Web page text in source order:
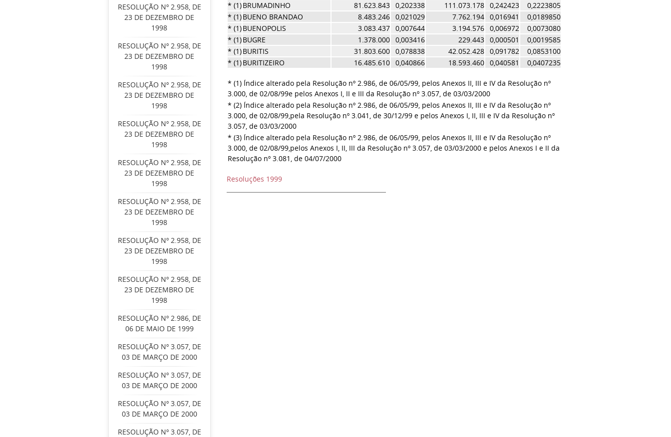
RESOLUÇÃO Nº 2.958, DE
23 DE DEZEMBRO DE
1998
RESOLUÇÃO Nº 2.958, DE
23 DE DEZEMBRO DE
1998
RESOLUÇÃO Nº 2.958, DE
23 DE DEZEMBRO DE
1998
RESOLUÇÃO Nº 2.958, DE
23 DE DEZEMBRO DE
1998
RESOLUÇÃO Nº 2.958, DE
23 DE DEZEMBRO DE
1998
RESOLUÇÃO Nº 2.958, DE
23 DE DEZEMBRO DE
1998
RESOLUÇÃO Nº 2.958, DE
23 DE DEZEMBRO DE
1998
RESOLUÇÃO Nº 2.958, DE
23 DE DEZEMBRO DE
1998
RESOLUÇÃO Nº 2.986, DE
06 DE MAIO DE 1999
RESOLUÇÃO Nº 3.057, DE
03 DE MARÇO DE 2000
RESOLUÇÃO Nº 3.057, DE
03 DE MARÇO DE 2000
RESOLUÇÃO Nº 3.057, DE
03 DE MARÇO DE 2000
RESOLUÇÃO Nº 3.057, DE
* (1)BRUMADINHO 81.623.843 0,202338 111.073.178 0,242423
0,2223805
* (1)BUENO BRANDAO 8.483.246 0,021029 7.762.194 0,016941
0,0189850
* (1)BUENOPOLIS 3.083.437 0,007644 3.194.576 0,006972
0,0073080
* (1)BUGRE 1.378.000 0,003416 229.443 0,000501
0,0019585
* (1)BURITIS 31.803.600 0,078838 42.052.428 0,091782
0,0853100
* (1)BURITIZEIRO 16.485.610 0,040866 18.593.460 0,040581 0,0407235
* (1) Índice alterado pela Resolução nº 2.986, de 06/05/99, pelos Anexos II, III e IV da Resolução nº
3.000, de 02/08/99e pelos Anexos I, II e III da Resolução nº 3.057, de 03/03/2000
* (2) Índice alterado pela Resolução nº 2.986, de 06/05/99, pelos Anexos II, III e IV da Resolução nº
3.000, de 02/08/99,pela Resolução nº 3.041, de 30/12/99 e pelos Anexos I, II, III e IV da Resolução nº
3.057, de 03/03/2000
* (3) Índice alterado pela Resolução nº 2.986, de 06/05/99, pelos Anexos II, III e IV da Resolução nº
3.000, de 02/08/99,pelos Anexos I, II, III da Resolução nº 3.057, de 03/03/2000 e pelos Anexos I e II da
Resolução nº 3.081, de 04/07/2000
Resoluções 1999